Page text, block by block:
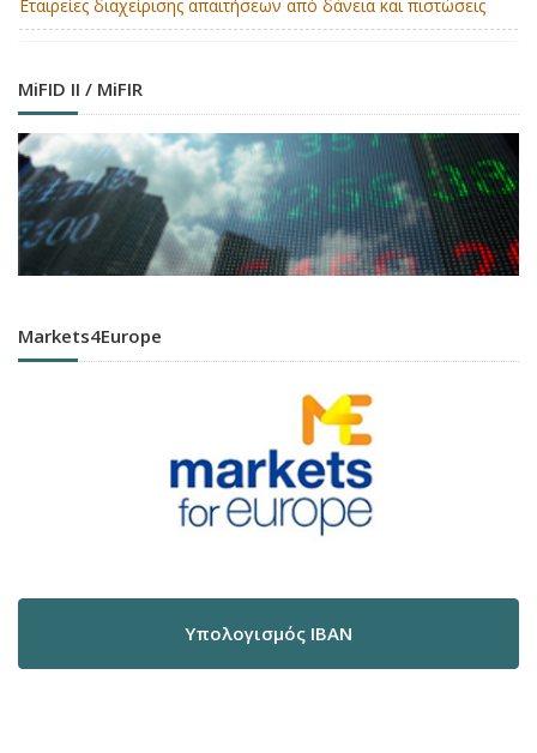
Εταιρείες διαχείρισης απαιτήσεων από δάνεια και πιστώσεις
MiFID II / MiFIR
Markets4Europe
Υπολογισμός IBAN